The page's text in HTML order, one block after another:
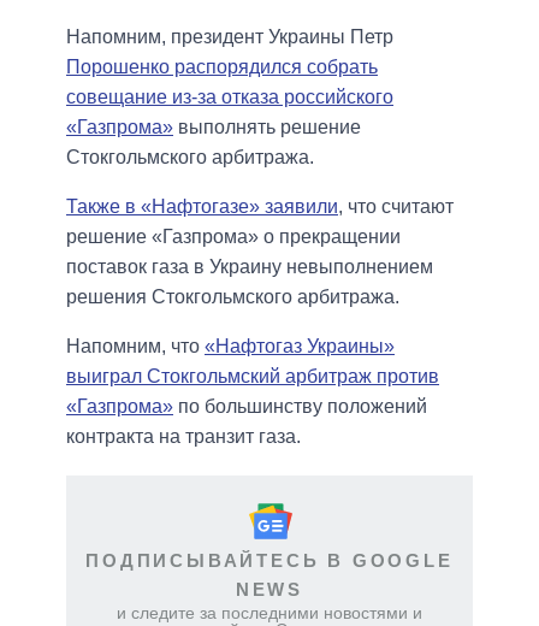
Напомним, президент Украины Петр
Порошенко распорядился собрать
совещание из-за отказа российского
«Газпрома» выполнять решение
Стокгольмского арбитража.
Также в «Нафтогазе» заявили, что считают
решение «Газпрома» о прекращении
поставок газа в Украину невыполнением
решения Стокгольмского арбитража.
Напомним, что «Нафтогаз Украины»
выиграл Стокгольмский арбитраж против
«Газпрома» по большинству положений
контракта на транзит газа.
ПОДПИСЫВАЙТЕСЬ В GOOGLE
NEWS
и следите за последними новостями и